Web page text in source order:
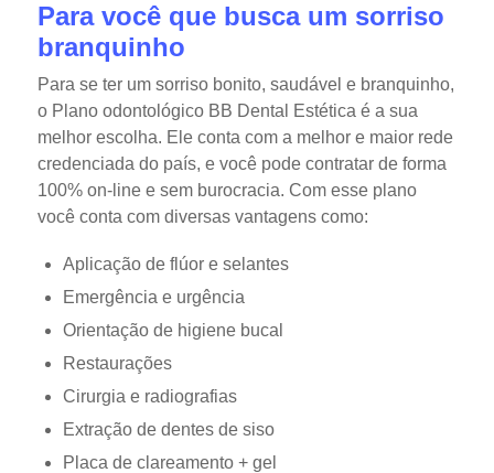
Para você que busca um sorriso
branquinho
Para se ter um sorriso bonito, saudável e branquinho,
o Plano odontológico BB Dental Estética é a sua
melhor escolha. Ele conta com a melhor e maior rede
credenciada do país, e você pode contratar de forma
100% on-line e sem burocracia. Com esse plano
você conta com diversas vantagens como:
Aplicação de flúor e selantes
Emergência e urgência
Orientação de higiene bucal
Restaurações
Cirurgia e radiografias
Extração de dentes de siso
Placa de clareamento + gel